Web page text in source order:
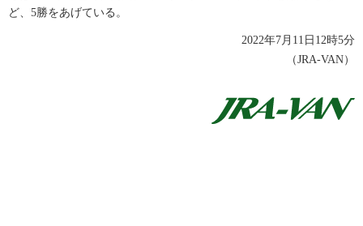
ど、5勝をあげている。
2022年7月11日12時5分
（JRA-VAN）